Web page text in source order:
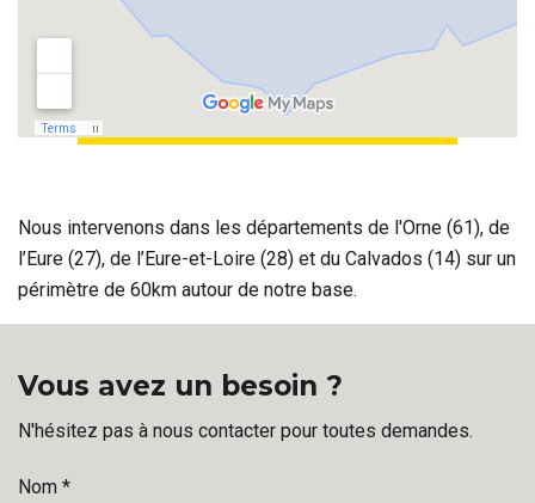
Nous intervenons dans les départements de l'Orne (61), de
l’Eure (27), de l’Eure-et-Loire (28) et du Calvados (14) sur un
périmètre de 60km autour de notre base.
Vous avez un besoin ?
N'hésitez pas à nous contacter pour toutes demandes.
Nom *